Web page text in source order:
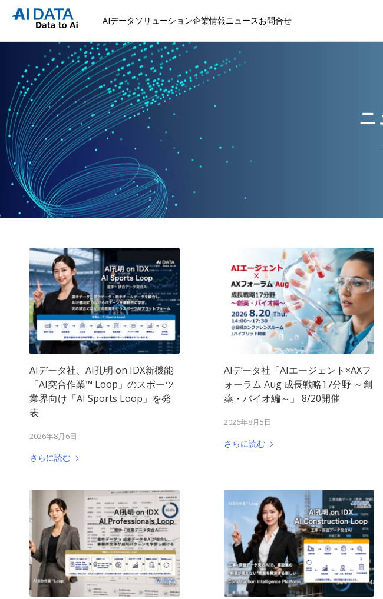
AIデータソリューション企業情報ニュースお問合せ
ニ
AIデータ社、AI孔明 on IDX新機能
「AI突合作業™︎ Loop」のスポーツ
業界向け「AI Sports Loop」を発
表
2026年8月6日
さらに読む
AIデータ社「AIエージェント×AXフ
ォーラム Aug 成長戦略17分野 ～創
薬・バイオ編～」 8/20開催
2026年8月5日
さらに読む